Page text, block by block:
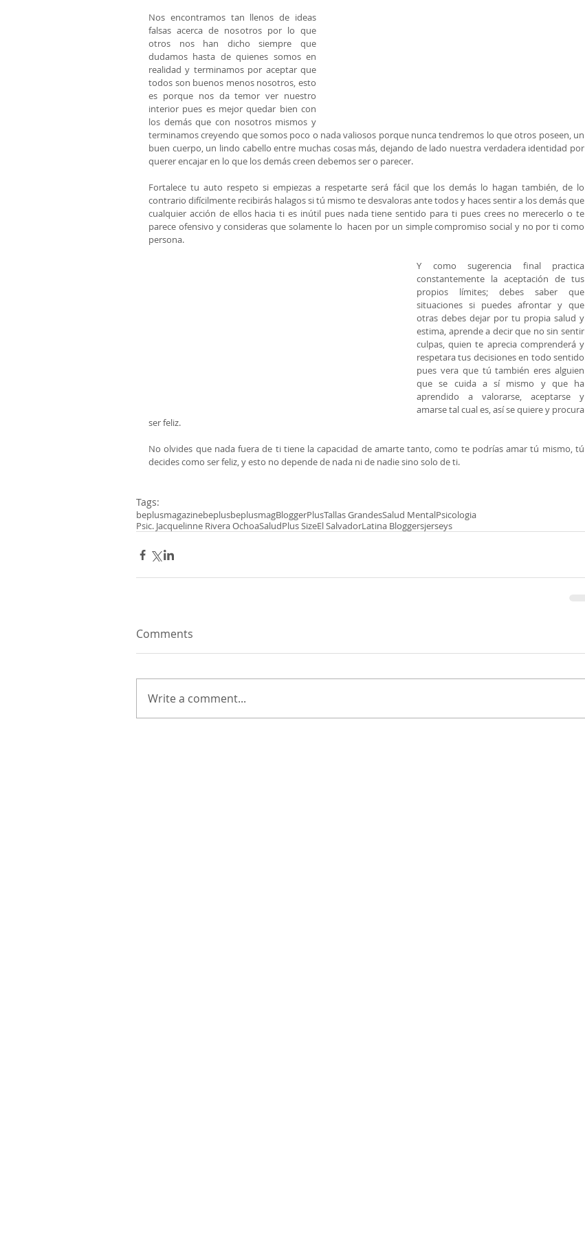
Nos encontramos tan llenos de ideas
falsas acerca de nosotros por lo que
otros nos han dicho siempre que
dudamos hasta de quienes somos en
realidad y terminamos por aceptar que
todos son buenos menos nosotros, esto
es porque nos da temor ver nuestro
interior pues es mejor quedar bien con
los demás que con nosotros mismos y
terminamos creyendo que somos poco o nada valiosos porque nunca tendremos lo que otros poseen, un
buen cuerpo, un lindo cabello entre muchas cosas más, dejando de lado nuestra verdadera identidad por
querer encajar en lo que los demás creen debemos ser o parecer.
Fortalece tu auto respeto si empiezas a respetarte será fácil que los demás lo hagan también, de lo
contrario difícilmente recibirás halagos si tú mismo te desvaloras ante todos y haces sentir a los demás que
cualquier acción de ellos hacia ti es inútil pues nada tiene sentido para ti pues crees no merecerlo o te
parece ofensivo y consideras que solamente lo  hacen por un simple compromiso social y no por ti como
persona.
Y como sugerencia final practica
constantemente la aceptación de tus
propios límites; debes saber que
situaciones si puedes afrontar y que
otras debes dejar por tu propia salud y
estima, aprende a decir que no sin sentir
culpas, quien te aprecia comprenderá y
respetara tus decisiones en todo sentido
pues vera que tú también eres alguien
que se cuida a sí mismo y que ha
aprendido a valorarse, aceptarse y
amarse tal cual es, así se quiere y procura
ser feliz.
No olvides que nada fuera de ti tiene la capacidad de amarte tanto, como te podrías amar tú mismo, tú
decides como ser feliz, y esto no depende de nada ni de nadie sino solo de ti.
Tags:
beplusmagazinebeplusbeplusmagBloggerPlusTallas GrandesSalud MentalPsicologia
Psic. Jacquelinne Rivera OchoaSaludPlus SizeEl SalvadorLatina Bloggersjerseys
Comments
Write a comment...